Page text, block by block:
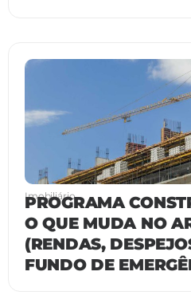
Imobiliário
PROGRAMA
O QUE MUDA NO
(RENDAS,
FUNDO DE